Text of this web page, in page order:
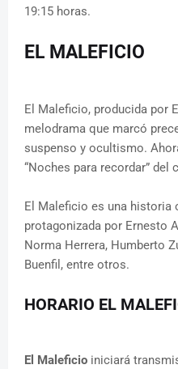
19:15 horas.
EL MALEFICIO
El Maleficio, producida por
melodrama que marcó
suspenso y ocultismo.
“Noches para recordar” del
El Maleficio es una historia
protagonizada por Ernesto
Norma Herrera, Humberto
Buenfil, entre otros.
HORARIO EL
El Maleficio iniciará